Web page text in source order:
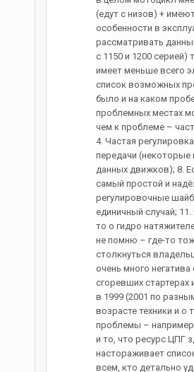
(едут с низов) +
особенности в
рассматривать
с 1150 и 1200 серией)
имеет меньше всего
список возможных
было и на каком
проблемных местах
чем к проблеме –
4. Частая
передачи (некоторые
данных движков); 8.
самый простой и
регулировочные
единичный случай;
то о гидро
не помню – где-то
столкнуться
очень много
сгоревших
в 1999 (2001 по
возрасте техники и
проблемы – например
и то, что ресурс ЦПГ
настораживает
всем, кто детально